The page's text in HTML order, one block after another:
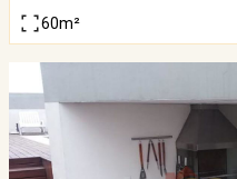
60m²